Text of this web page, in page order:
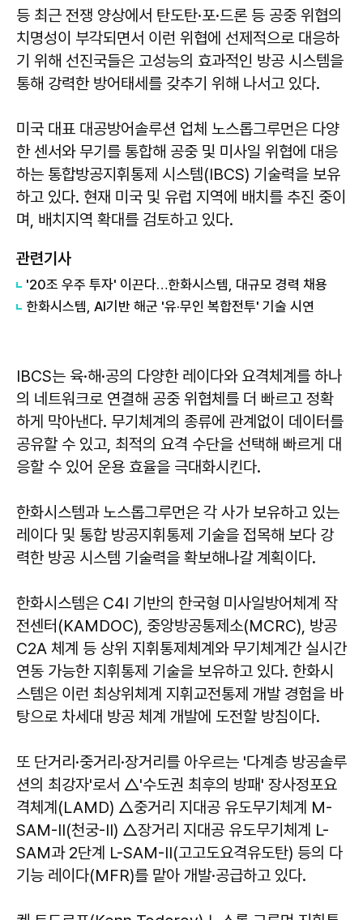
등 최근 전쟁 양상에서 탄도탄·포·드론 등 공중 위협의
치명성이 부각되면서 이런 위협에 선제적으로 대응하
기 위해 선진국들은 고성능의 효과적인 방공 시스템을
통해 강력한 방어태세를 갖추기 위해 나서고 있다.
미국 대표 대공방어솔루션 업체 노스롭그루먼은 다양
한 센서와 무기를 통합해 공중 및 미사일 위협에 대응
하는 통합방공지휘통제 시스템(IBCS) 기술력을 보유
하고 있다. 현재 미국 및 유럽 지역에 배치를 추진 중이
며, 배치지역 확대를 검토하고 있다.
관련기사
'20조 우주 투자' 이끈다…한화시스템, 대규모 경력 채용
한화시스템, AI기반 해군 '유·무인 복합전투' 기술 시연
IBCS는 육·해·공의 다양한 레이다와 요격체계를 하나
의 네트워크로 연결해 공중 위협체를 더 빠르고 정확
하게 막아낸다. 무기체계의 종류에 관계없이 데이터를
공유할 수 있고, 최적의 요격 수단을 선택해 빠르게 대
응할 수 있어 운용 효율을 극대화시킨다.
한화시스템과 노스롭그루먼은 각 사가 보유하고 있는
레이다 및 통합 방공지휘통제 기술을 접목해 보다 강
력한 방공 시스템 기술력을 확보해나갈 계획이다.
한화시스템은 C4I 기반의 한국형 미사일방어체계 작
전센터(KAMDOC), 중앙방공통제소(MCRC), 방공
C2A 체계 등 상위 지휘통제체계와 무기체계간 실시간
연동 가능한 지휘통제 기술을 보유하고 있다. 한화시
스템은 이런 최상위체계 지휘교전통제 개발 경험을 바
탕으로 차세대 방공 체계 개발에 도전할 방침이다.
또 단거리·중거리·장거리를 아우르는 '다계층 방공솔루
션의 최강자'로서 △'수도권 최후의 방패' 장사정포요
격체계(LAMD) △중거리 지대공 유도무기체계 M-
SAM-II(천궁-II) △장거리 지대공 유도무기체계 L-
SAM과 2단계 L-SAM-II(고고도요격유도탄) 등의 다
기능 레이다(MFR)를 맡아 개발·공급하고 있다.